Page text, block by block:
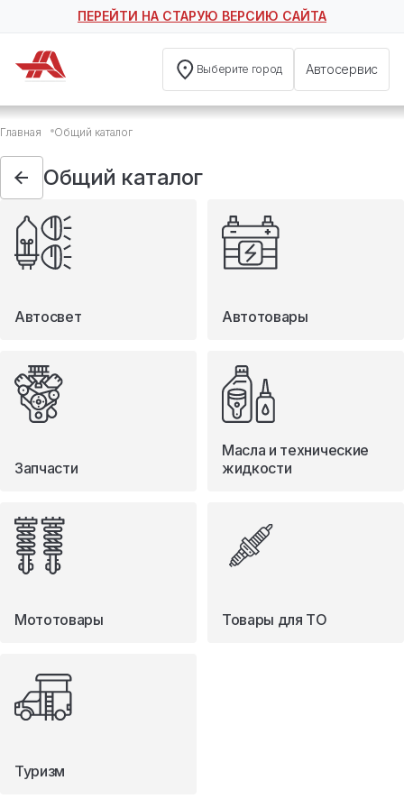
ПЕРЕЙТИ НА СТАРУЮ ВЕРСИЮ САЙТА
Выберите город Автосервис
Общий каталог
Автосвет
Автотовары
Запчасти
Масла и технические жидкости
Мототовары
Туризм
Главная Общий каталог
Общий каталог
Автосвет Автотовары
Запчасти
Масла и технические
жидкости
Мототовары Товары для ТО
Туризм